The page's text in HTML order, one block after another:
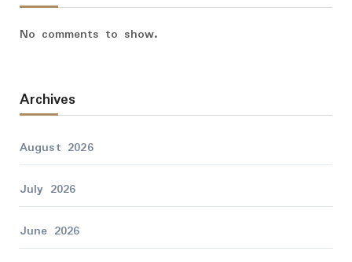
No comments to show.
Archives
August 2026
July 2026
June 2026